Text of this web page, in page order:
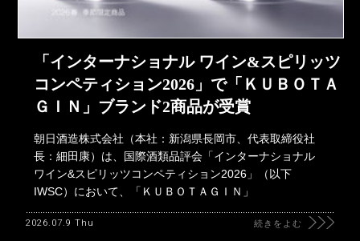
「インターナショナル ワイン&スピリッツ
コンペティション2026」で「ＫＵＢＯＴＡ
ＧＩＮ」ブランド2商品が受賞
朝日酒造株式会社（本社：新潟県長岡市、代表取締役社
長：細田康）は、国際酒類品評会「インターナショナル
ワイン&スピリッツコンペティション2026」（以下
IWSC）において、「ＫＵＢＯＴＡＧＩＮ」
2026.07.9 Thu 続きをよむ